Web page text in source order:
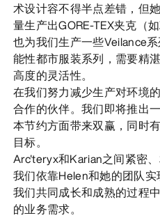
术设计容不得半点差错，但
量生产出GORE-TEX夹克（
也为我们生产一些Veilance
能性都市服装系列，需要精
高度的灵活性。
在我们努力减少生产对环境
合作的伙伴。我们即将推出
本节约方面带来双赢，同时
目标。
Arc'teryx和Karian之间紧密
我们依靠Helen和她的团队
我们共同成长和成熟的过程
的业务需求。